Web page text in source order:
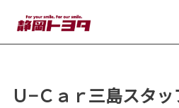
Ｕ−Ｃａｒ三島スタ